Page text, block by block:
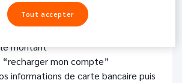
l’onglet “TRANSACTIONS”
“Ajouter de l’argent”, puis
le montant
“recharger mon compte”
informations de carte bancaire puis
Tout accepter